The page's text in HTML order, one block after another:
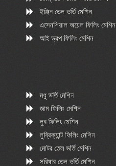
ইঞ্জিন তেল ভর্তি মেশিন
এসেনশিয়াল অয়েল ফিলিং মেশিন
আই ড্রপ ফিলিং মেশিন
মধু ভর্তি মেশিন
জাম ফিলিং মেশিন
লুব ফিলিং মেশিন
লুব্রিক্যান্ট ফিলিং মেশিন
মোটর তেল ভর্তি মেশিন
সরিষার তেল ভর্তি মেশিন